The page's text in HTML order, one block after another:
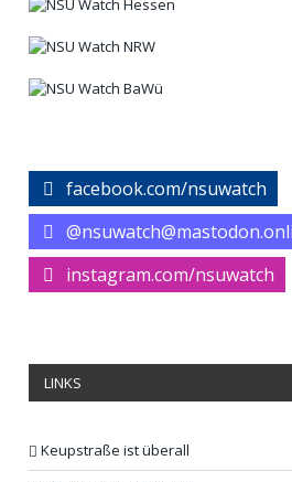
facebook.com/nsuwatch
instagram.com/nsuwatch
LINKS
Keupstraße ist überall